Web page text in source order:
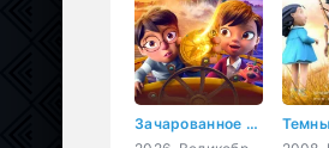
Зачарованное королевство